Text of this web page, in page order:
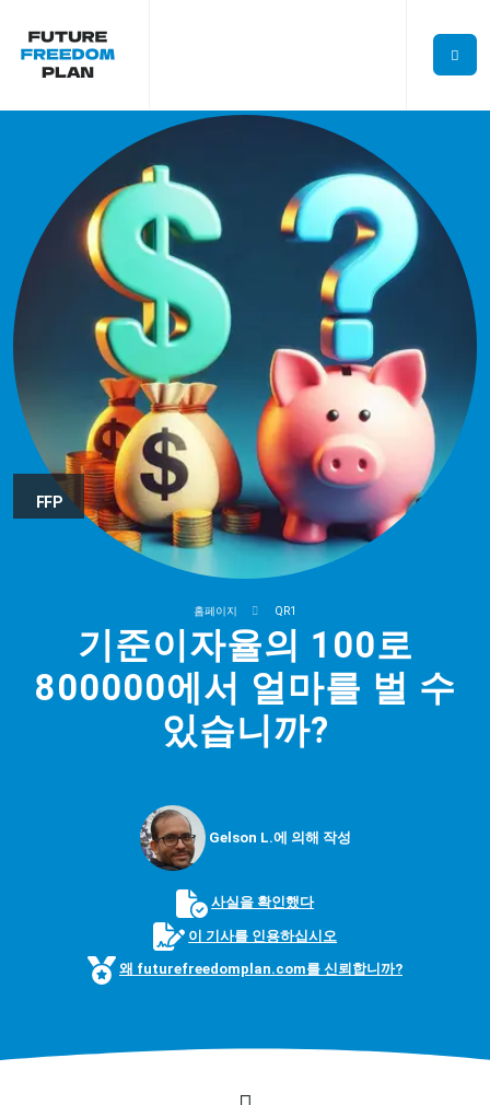
FFP
홈페이지 QR1
기준이자율의 100로
800000에서 얼마를 벌 수
있습니까?
Gelson L.에 의해 작성
사실을 확인했다
이 기사를 인용하십시오
왜 futurefreedomplan.com를 신뢰합니까?